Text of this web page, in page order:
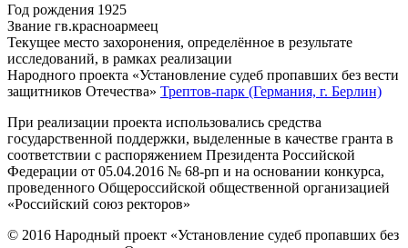
Год рождения 1925
Звание гв.красноармеец
Текущее место захоронения, определённое в результате
исследований, в рамках реализации
Народного проекта «Установление судеб пропавших без вести
защитников Отечества» Трептов-парк (Германия, г. Берлин)
При реализации проекта использовались средства
государственной поддержки, выделенные в качестве гранта в
соответствии с распоряжением Президента Российской
Федерации от 05.04.2016 № 68-рп и на основании конкурса,
проведенного Общероссийской общественной организацией
«Российский союз ректоров»
© 2016 Народный проект «Установление судеб пропавших без